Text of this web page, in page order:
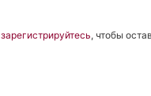
зарегистрируйтесь, чтобы